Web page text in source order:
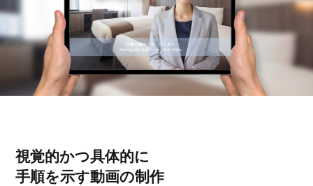
視覚的かつ具体的に
手順を示す動画の制作